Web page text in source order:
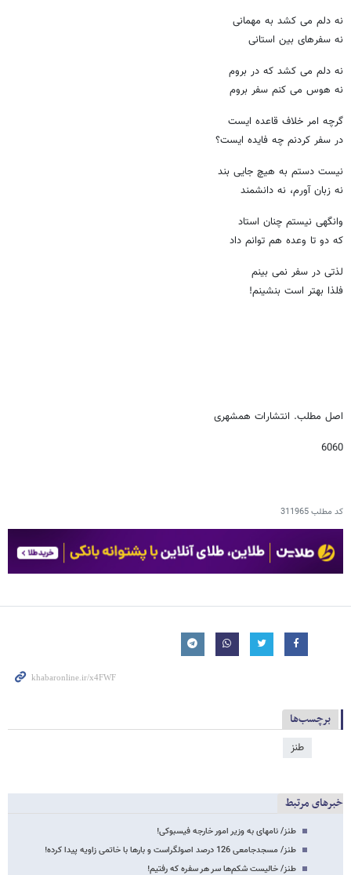
نه دلم می کشد به مهمانی
نه سفرهای بین استانی
نه دلم می کشد که در بروم
نه هوس می کنم سفر بروم
گرچه امر خلاف قاعده ایست
در سفر کردنم چه فایده ایست؟
نیست دستم به هیچ جایی بند
نه زبان آورم، نه دانشمند
وانگهی نیستم چنان استاد
که دو تا وعده هم توانم داد
لذتی در سفر نمی بینم
فلذا بهتر است بنشینم!
اصل مطلب. انتشارات همشهری
6060
کد مطلب311965
برچسب‌ها
طنز
خبرهای مرتبط
طنز/ نامه​ای به وزیر امور خارجه فیس​بوکی!
طنز/ مسجدجامعی 126 درصد اصولگراست و بارها با خاتمی زاویه پیدا کرده!
طنز/ خالیست شکم‌ها سر هر سفره که رفتیم!